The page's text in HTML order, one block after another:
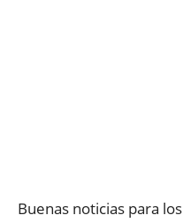
Buenas noticias para